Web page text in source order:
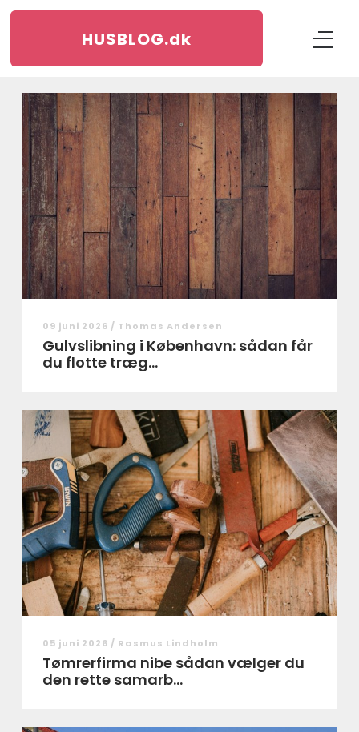
HUSBLOG.dk
09 juni 2026 / Thomas Andersen
Gulvslibning i København: sådan får
du flotte træg...
05 juni 2026 / Rasmus Lindholm
Tømrerfirma nibe sådan vælger du
den rette samarb...